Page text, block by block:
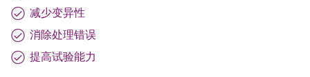
减少变异性
消除处理错误
提高试验能力